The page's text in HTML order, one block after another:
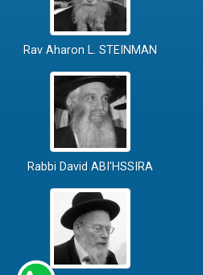
Rav Aharon L. STEINMAN
Rabbi David ABI'HSSIRA